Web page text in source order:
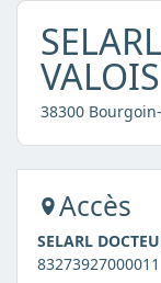
38300
Accès
SELARL
83273927000011